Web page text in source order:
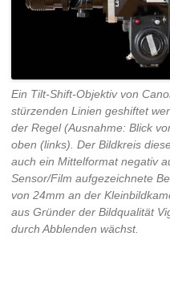
Ein Tilt-Shift-Objektiv von
stürzenden Linien geshiftet
der Regel (Ausnahme: Blick
oben (links). Der Bildkreis
auch ein Mittelformat negativ
Sensor/Film aufgezeichnete
von 24mm an der
aus Gründer der Bildqualität
durch Abblenden wächst.